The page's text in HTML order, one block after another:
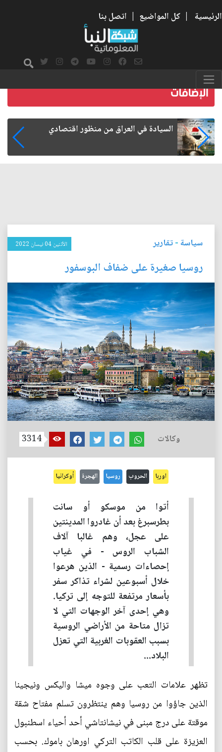
الرئيسية | كل المواضيع | اتصل بنا
ما بعد الأربعين.. كيف اتسعت الزيارة من هويتها
سياسة-تقارير الأثنين 04 نيسان 2022
روسيا صغيرة على ضفاف البوسفور
وكالات 3314
اوربا الحروب روسيا الهجرة أوكرانيا
أتوا من موسكو أو سانت
بطرسبرغ بعد أن غادروا المدينتين
على عجل، وهم غالبا آلاف
الشباب الروس - في غياب
إحصاءات رسمية - الذين هرعوا
خلال أسبوعين لشراء تذاكر سفر
بأسعار مرتفعة للتوجه إلى تركيا.
وهي إحدى آخر الوجهات التي لا
تزال متاحة من الأراضي الروسية
بسبب العقوبات الغربية التي تعزل
البلاد...
تظهر علامات التعب على وجوه ميشا واليكس ونيجينا
الذين جاؤوا من روسيا وهم ينتظرون تسلم مفتاح شقة
موقتة على درج مبنى في نيشانتاشي أحد أحياء اسطنبول
العزيزة على قلب الكاتب التركي اورهان باموك. بحسب